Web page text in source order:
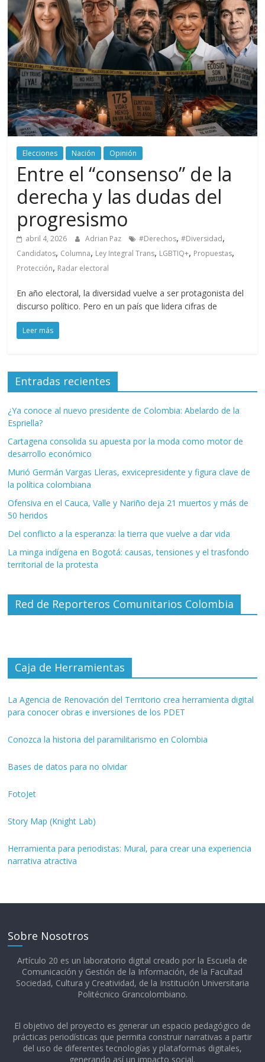
periodismo
digital
del
Politécnico
Grancolombiano
Elecciones Nación Opinión
Entre el “consenso” de la
derecha y las dudas del
progresismo
abril 4, 2026 Adrian Paz #Derechos,#Diversidad,
Candidatos, Columna, Ley Integral Trans, LGBTIQ+, Propuestas,
Protección, Radar electoral
En año electoral, la diversidad vuelve a ser protagonista del
discurso político. Pero en un país que lidera cifras de
Leer más
Entradas recientes
¿Ya conoce al nuevo presidente de Colombia: Abelardo de la
Espriella?
Cartagena consolida su apuesta por la moda como motor de
desarrollo económico
Murió Germán Vargas Lleras, exvicepresidente y figura clave de
la política colombiana
Ofensiva en el Cauca, Valle y Nariño deja 21 muertos y más de
50 heridos
Del conflicto a la esperanza: la tierra que vuelve a dar vida
La minga indígena en Bogotá: causas, tensiones y el trasfondo
territorial de la protesta
Red de Reporteros Comunitarios Colombia
Caja de Herramientas
La Agencia de Renovación del Territorio crea herramienta digital
para conocer obras e inversiones de los PDET
Conozca la historia del paramilitarismo en Colombia
Bases de datos para no olvidar
FotoJet
Story Map (Knight Lab)
Herramienta para periodistas: Mural, para crear una experiencia
narrativa atractiva
Sobre Nosotros
Artículo 20 es un laboratorio digital creado por la Escuela de
Comunicación y Gestión de la Información, de la Facultad
Sociedad, Cultura y Creatividad, de la Institución Universitaria
Politécnico Grancolombiano.​
El objetivo del proyecto es generar un espacio pedagógico de
prácticas periodísticas que permita construir narrativas a partir
del uso de diferentes tecnologías y plataformas digitales,
generando así un impacto social.